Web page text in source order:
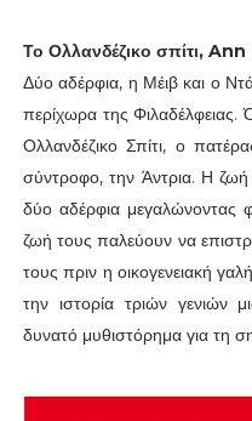
Το Ολλανδέζικο σπίτι,
Δύο αδέρφια, η Μέιβ και ο
περίχωρα της Φιλαδέλφειας.
Ολλανδέζικο Σπίτι, ο
σύντροφο, την Άντρια. Η ζωή
δύο αδέρφια μεγαλώνοντας
ζωή τους παλεύουν να
τους πριν η οικογενειακή
την ιστορία τριών γενιών
δυνατό μυθιστόρημα για τη